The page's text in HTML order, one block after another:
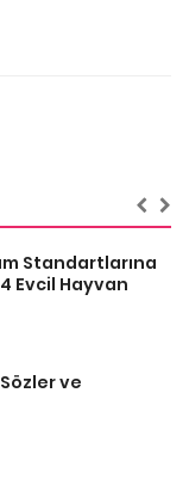
Standartlarına
Evcil Hayvan
ve